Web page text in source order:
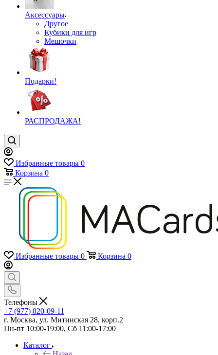
Аксессуары
Другое
Кубики для игр
Мешочки
Подарки!
РАСПРОДАЖА!
Избранные товары 0
Корзина 0
Избранные товары 0 Корзина 0
Телефоны
+7 (977) 820-09-11
г. Москва, ул. Митинская 28, корп.2
Пн-пт 10:00-19:00, Сб 11:00-17:00
Каталог